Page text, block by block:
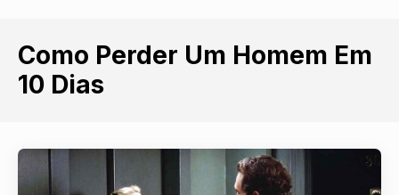
Como Perder Um Homem Em
10 Dias